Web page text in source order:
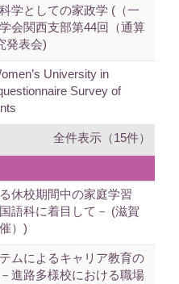
学としての家政学 (（一
会関西支部第44回（通算
発表会)
University in
Survey of
全件表示（15件）
休校期間中の家庭学習
語科に着目して－ (滋賀
）)
ムによるキャリア教育の
進路多様校における職場